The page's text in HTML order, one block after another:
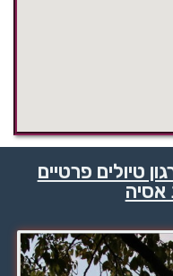
טיולים פרטיים
אסיה